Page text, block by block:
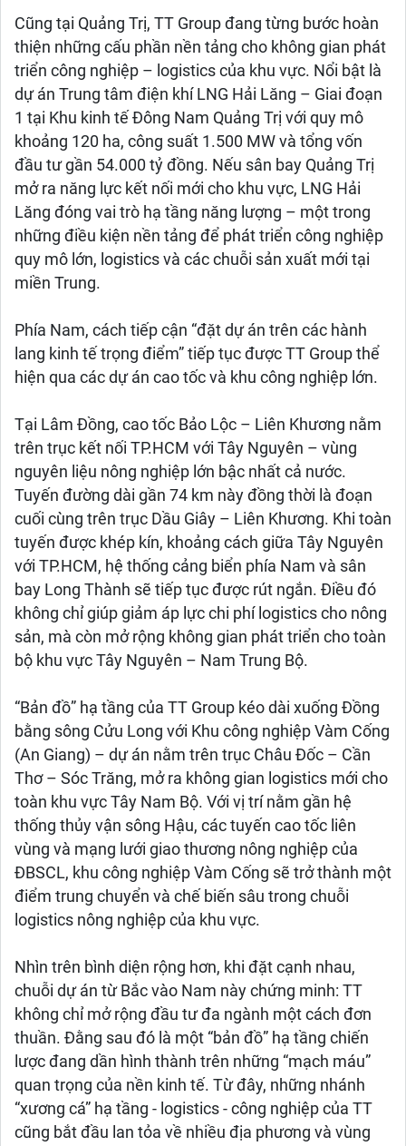
Cũng tại Quảng Trị, TT Group đang từng bước hoàn
thiện những cấu phần nền tảng cho không gian phát
triển công nghiệp – logistics của khu vực. Nổi bật là
dự án Trung tâm điện khí LNG Hải Lăng – Giai đoạn
1 tại Khu kinh tế Đông Nam Quảng Trị với quy mô
khoảng 120 ha, công suất 1.500 MW và tổng vốn
đầu tư gần 54.000 tỷ đồng. Nếu sân bay Quảng Trị
mở ra năng lực kết nối mới cho khu vực, LNG Hải
Lăng đóng vai trò hạ tầng năng lượng – một trong
những điều kiện nền tảng để phát triển công nghiệp
quy mô lớn, logistics và các chuỗi sản xuất mới tại
miền Trung.
Phía Nam, cách tiếp cận “đặt dự án trên các hành
lang kinh tế trọng điểm” tiếp tục được TT Group thể
hiện qua các dự án cao tốc và khu công nghiệp lớn.
Tại Lâm Đồng, cao tốc Bảo Lộc – Liên Khương nằm
trên trục kết nối TP.HCM với Tây Nguyên – vùng
nguyên liệu nông nghiệp lớn bậc nhất cả nước.
Tuyến đường dài gần 74 km này đồng thời là đoạn
cuối cùng trên trục Dầu Giây – Liên Khương. Khi toàn
tuyến được khép kín, khoảng cách giữa Tây Nguyên
với TP.HCM, hệ thống cảng biển phía Nam và sân
bay Long Thành sẽ tiếp tục được rút ngắn. Điều đó
không chỉ giúp giảm áp lực chi phí logistics cho nông
sản, mà còn mở rộng không gian phát triển cho toàn
bộ khu vực Tây Nguyên – Nam Trung Bộ.
“Bản đồ” hạ tầng của TT Group kéo dài xuống Đồng
bằng sông Cửu Long với Khu công nghiệp Vàm Cống
(An Giang) – dự án nằm trên trục Châu Đốc – Cần
Thơ – Sóc Trăng, mở ra không gian logistics mới cho
toàn khu vực Tây Nam Bộ. Với vị trí nằm gần hệ
thống thủy vận sông Hậu, các tuyến cao tốc liên
vùng và mạng lưới giao thương nông nghiệp của
ĐBSCL, khu công nghiệp Vàm Cống sẽ trở thành một
điểm trung chuyển và chế biến sâu trong chuỗi
logistics nông nghiệp của khu vực.
Nhìn trên bình diện rộng hơn, khi đặt cạnh nhau,
chuỗi dự án từ Bắc vào Nam này chứng minh: TT
không chỉ mở rộng đầu tư đa ngành một cách đơn
thuần. Đằng sau đó là một “bản đồ” hạ tầng chiến
lược đang dần hình thành trên những “mạch máu”
quan trọng của nền kinh tế. Từ đây, những nhánh
“xương cá” hạ tầng - logistics - công nghiệp của TT
cũng bắt đầu lan tỏa về nhiều địa phương và vùng